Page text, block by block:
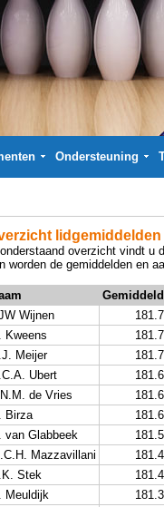
Ondersteuning
lidgemiddelden
onderstaand overzicht vindt u
worden de gemiddelden en
Wijnen
Kweens
Meijer
Ubert
de Vries
Birza
van Glabbeek
Mazzavillani
Stek
Meuldijk